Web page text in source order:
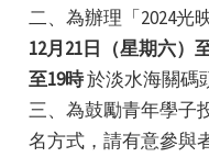
二、為辦理「2024光
12月21日（星期六）
至19時於淡水海關碼
三、為鼓勵青年學子
名方式，請有意參與